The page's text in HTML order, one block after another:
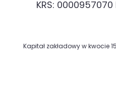
KRS:
Kapitał zakładowy w kwocie